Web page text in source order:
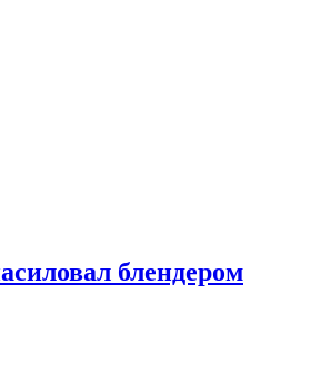
блендером